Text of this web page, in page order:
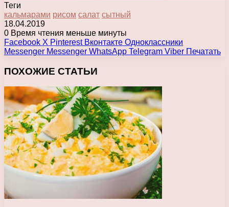
Теги
кальмарами рисом салат сытный
18.04.2019
0 Время чтения меньше минуты
Facebook X Pinterest Вконтакте Одноклассники
Messenger Messenger WhatsApp Telegram Viber Печатать
ПОХОЖИЕ СТАТЬИ